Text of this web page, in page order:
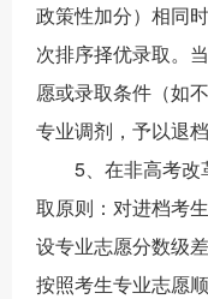
政策性加分）相同
次排序择优录取。
愿或录取条件（如
专业调剂，予以退档
5、在非高考
取原则：对进档考
设专业志愿分数级
按照考生专业志愿